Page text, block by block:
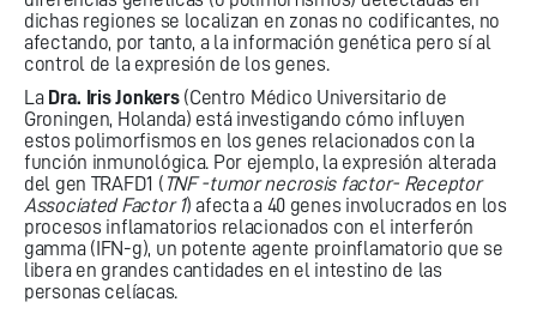
dichas regiones se localizan en zonas no codificantes, no
afectando, por tanto, a la información genética pero sí al
control de la expresión de los genes.
La Dra. Iris Jonkers(Centro Médico Universitario de
Groningen, Holanda) está investigando cómo influyen
estos polimorfismos en los genes relacionados con la
función inmunológica. Por ejemplo, la expresión alterada
del gen TRAFD1 ( TNF -tumor necrosis factor- Receptor
Associated Factor 1) afecta a 40 genes involucrados en los
procesos inflamatorios relacionados con el interferón
gamma (IFN-g), un potente agente proinflamatorio que se
libera en grandes cantidades en el intestino de las
personas celíacas.